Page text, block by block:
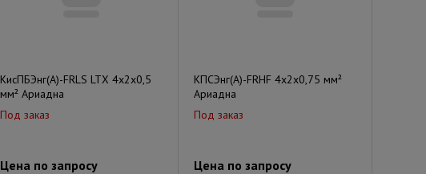
КисПБЭнг(А)-FRLS LTX 4x2x0,5
мм² Ариадна
Под заказ
Цена по запросу
КПСЭнг(А)-FRHF 4x2x0,75 мм²
Ариадна
Под заказ
Цена по запросу